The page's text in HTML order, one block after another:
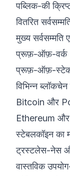
पब्लिक-की
वितरित
मुख्य सर्वसम्मति
प्रूफ़-ऑफ़-वर्क
प्रूफ़-ऑफ़-
विभिन्न
Bitcoin और
Ethereum
स्टेबलकॉइन का
ट्रस्टलेस-नेस
वास्तविक